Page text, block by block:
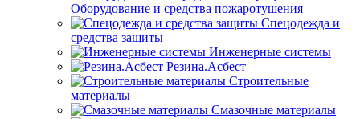
Оборудование и средства пожаротушения
Спецодежда и
средства защиты
Инженерные системы
Резина.Асбест
Строительные
материалы
Смазочные материалы